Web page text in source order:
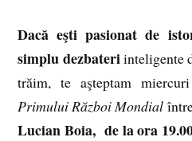
Dacă eşti pasionat de
simplu dezbateriinteligente
trăim, te aşteptam
Primului Război Mondial
Lucian Boia, de la ora